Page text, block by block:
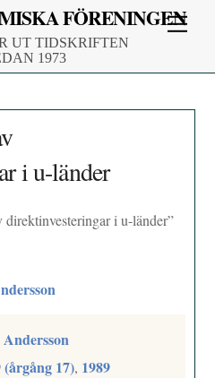
FÖRENINGEN
UT TIDSKRIFTEN
1973
i u-länder
i u-länder”
(årgång 17), 1989